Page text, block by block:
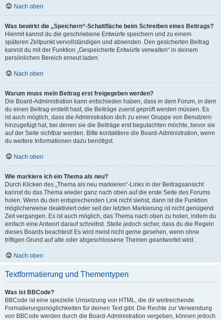
Nach oben
Was bewirkt die „Speichern“-Schaltfläche beim Schreiben eines Beitrags?
Hiermit kannst du die geschriebene Entwürfe speichern und zu einem
späteren Zeitpunkt vervollständigen und absenden. Den gesicherten Beitrag
kannst du mit der Funktion „Gespeicherte Entwürfe verwalten“ in deinem
persönlichen Bereich erneut laden.
Nach oben
Warum muss mein Beitrag erst freigegeben werden?
Die Board-Administration kann entschieden haben, dass in dem Forum, in dem
du einen Beitrag erstellt hast, die Beiträge zuerst geprüft werden müssen. Es
ist auch möglich, dass die Administration dich zu einer Gruppe von Benutzern
hinzugefügt hat, bei denen sie die Beiträge erst begutachten möchte, bevor sie
auf der Seite sichtbar werden. Bitte kontaktiere die Board-Administration, wenn
du weitere Informationen dazu benötigst.
Nach oben
Wie markiere ich ein Thema als neu?
Durch Klicken des „Thema als neu markieren“-Links in der Beitragsansicht
kannst du das Thema wieder ganz nach oben auf die erste Seite des Forums
holen. Wenn du den entsprechenden Link nicht siehst, dann ist die Funktion
möglicherweise deaktiviert oder seit der letzten Markierung ist nicht genügend
Zeit vergangen. Es ist auch möglich, das Thema nach oben zu holen, indem du
einfach eine Antwort darauf schreibst. Stelle jedoch sicher, dass du die Regeln
dieses Boards beachtest! Es wird meist nicht gerne gesehen, wenn ohne
triftigen Grund auf alte oder abgeschlossene Themen geantwortet wird.
Nach oben
Textformatierung und Thementypen
Was ist BBCode?
BBCode ist eine spezielle Umsetzung von HTML, die dir weitreichende
Formatierungsmöglichkeiten für deinen Text gibt. Die Rechte zur Verwendung
von BBCode werden durch die Board-Administration vergeben, können jedoch